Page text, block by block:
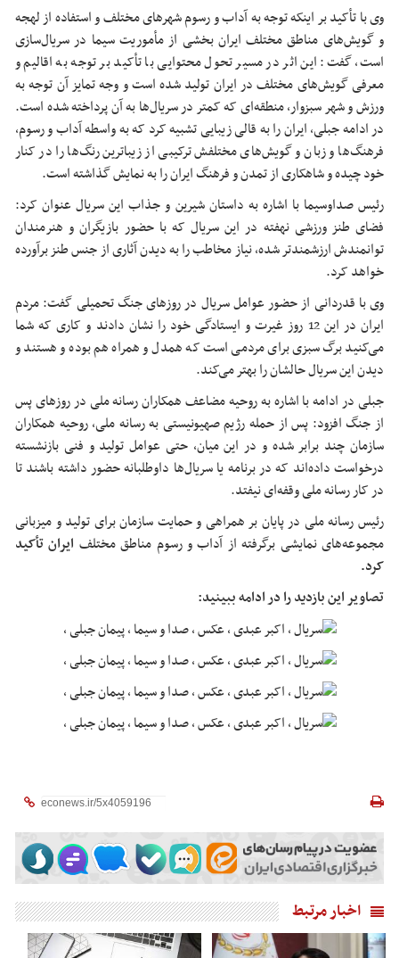
وی با تأکید بر اینکه توجه به آداب و رسوم شهرهای مختلف و استفاده از لهجه
و گویش‌های مناطق مختلف ایران بخشی از مأموریت سیما در سریال‌سازی
است، گفت: این اثر در مسیر تحول محتوایی با تأکید بر توجه به اقالیم و
معرفی گویش‌های مختلف در ایران تولید شده است و وجه تمایز آن توجه به
ورزش و شهر سبزوار، منطقه‌ای که کمتر در سریال‌ها به آن پرداخته شده است.
در ادامه جبلی، ایران را به قالی زیبایی تشبیه کرد که به واسطه آداب و رسوم،
فرهنگ‌ها و زبان و گویش‌های مختلفش ترکیبی از زیباترین رنگ‌ها را در کنار
خود چیده و شاهکاری از تمدن و فرهنگ ایران را به نمایش گذاشته است.
رئیس صداوسیما با اشاره به داستان شیرین و جذاب این سریال عنوان کرد:
فضای طنز ورزشی نهفته در این سریال که با حضور بازیگران و هنرمندان
توانمندش ارزشمندتر شده، نیاز مخاطب را به دیدن آثاری از جنس طنز برآورده
خواهد کرد.
وی با قدردانی از حضور عوامل سریال در روزهای جنگ تحمیلی گفت: مردم
ایران در این 12 روز غیرت و ایستادگی خود را نشان دادند و کاری که شما
می‌کنید برگ سبزی برای مردمی است که همدل و همراه هم بوده و هستند و
دیدن این سریال حالشان را بهتر می‌کند.
جبلی در ادامه با اشاره به روحیه مضاعف همکاران رسانه ملی در روزهای پس
از جنگ افزود: پس از حمله رژیم صهیونیستی به رسانه ملی، روحیه همکاران
سازمان چند برابر شده و در این میان، حتی عوامل تولید و فنی بازنشسته
درخواست داده‌اند که در برنامه یا سریال‌ها داوطلبانه حضور داشته باشند تا
در کار رسانه ملی وقفه‌ای نیفتد.
رئیس رسانه ملی در پایان بر همراهی و حمایت سازمان برای تولید و میزبانی
مجموعه‌های نمایشی برگرفته از آداب و رسوم مناطق مختلف ایران تأکید
کرد.
تصاویر این بازدید را در ادامه ببینید:
اخبار مرتبط